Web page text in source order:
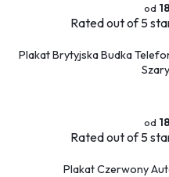
Ratedout of 5
Plakat Brytyjska Budka
Ratedout of 5
Plakat Czerwony